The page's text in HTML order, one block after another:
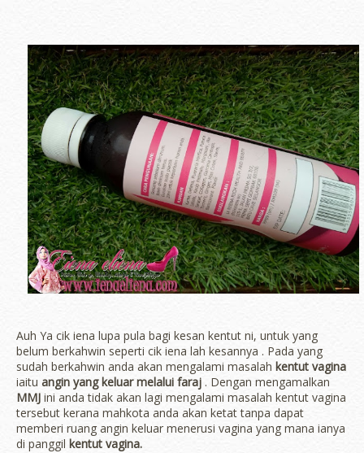
Auh Ya cik iena lupa pula bagi kesan kentut ni, untuk yang
belum berkahwin seperti cik iena lah kesannya . Pada yang
sudah berkahwin anda akan mengalami masalah kentut vagina
iaitu angin yang keluar melalui faraj . Dengan mengamalkan
MMJ ini anda tidak akan lagi mengalami masalah kentut vagina
tersebut kerana mahkota anda akan ketat tanpa dapat
memberi ruang angin keluar menerusi vagina yang mana ianya
di panggil kentut vagina.